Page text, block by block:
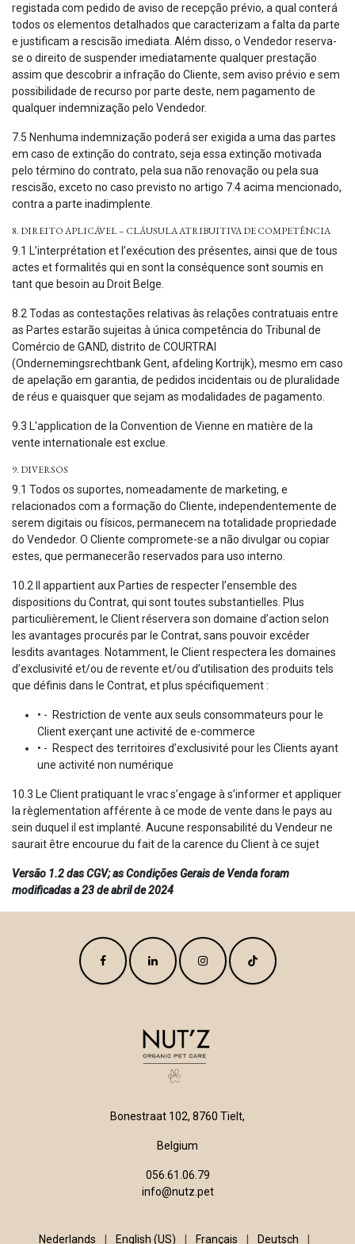
registada com pedido de aviso de recepção prévio, a qual conterá
todos os elementos detalhados que caracterizam a falta da parte
e justificam a rescisão imediata. Além disso, o Vendedor reserva-
se o direito de suspender imediatamente qualquer prestação
assim que descobrir a infração do Cliente, sem aviso prévio e sem
possibilidade de recurso por parte deste, nem pagamento de
qualquer indemnização pelo Vendedor.
7.5 Nenhuma indemnização poderá ser exigida a uma das partes
em caso de extinção do contrato, seja essa extinção motivada
pelo término do contrato, pela sua não renovação ou pela sua
rescisão, exceto no caso previsto no artigo 7.4 acima mencionado,
contra a parte inadimplente.
8. DIREITO APLICÁVEL – CLÁUSULA ATRIBUITIVA DE COMPETÊNCIA
9.1 L’interprétation et l’exécution des présentes, ainsi que de tous
actes et formalités qui en sont la conséquence sont soumis en
tant que besoin au Droit Belge.
8.2 Todas as contestações relativas às relações contratuais entre
as Partes estarão sujeitas à única competência do Tribunal de
Comércio de GAND, distrito de COURTRAI
(Ondernemingsrechtbank Gent, afdeling Kortrijk), mesmo em caso
de apelação em garantia, de pedidos incidentais ou de pluralidade
de réus e quaisquer que sejam as modalidades de pagamento.
9.3 L'application de la Convention de Vienne en matière de la
vente internationale est exclue.
9. DIVERSOS
9.1 Todos os suportes, nomeadamente de marketing, e
relacionados com a formação do Cliente, independentemente de
serem digitais ou físicos, permanecem na totalidade propriedade
do Vendedor. O Cliente compromete-se a não divulgar ou copiar
estes, que permanecerão reservados para uso interno.
10.2 Il appartient aux Parties de respecter l’ensemble des
dispositions du Contrat, qui sont toutes substantielles. Plus
particulièrement, le Client réservera son domaine d’action selon
les avantages procurés par le Contrat, sans pouvoir excéder
lesdits avantages. Notamment, le Client respectera les domaines
d’exclusivité et/ou de revente et/ou d’utilisation des produits tels
que définis dans le Contrat, et plus spécifiquement :
• - Restriction de vente aux seuls consommateurs pour le
Client exerçant une activité de e-commerce
• - Respect des territoires d’exclusivité pour les Clients ayant
une activité non numérique
10.3 Le Client pratiquant le vrac s’engage à s’informer et appliquer
la règlementation afférente à ce mode de vente dans le pays au
sein duquel il est implanté. Aucune responsabilité du Vendeur ne
saurait être encourue du fait de la carence du Client à ce sujet
Versão 1.2 das CGV; as Condições Gerais de Venda foram
modificadas a 23 de abril de 2024
Bonestraat 102, 8760 Tielt,
Belgium
056.61.06.79
info@nutz.pet
Nederlands English (US) Français Deutsch